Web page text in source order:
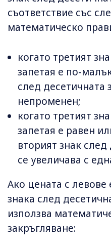
съответствие със
математическо
когато третият
запетая е по-
след десетичната
непроменен;
когато третият
запетая е равен
вторият знак след
се увеличава с
Ако цената с левове
знака след
използва
закръгляване: